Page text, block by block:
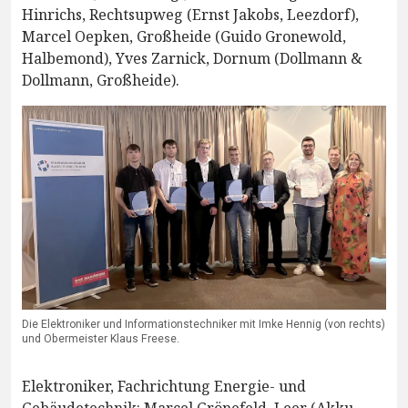
Hinrichs, Rechtsupweg (Ernst Jakobs, Leezdorf),
Marcel Oepken, Großheide (Guido Gronewold,
Halbemond), Yves Zarnick, Dornum (Dollmann &
Dollmann, Großheide).
Die Elektroniker und Informationstechniker mit Imke Hennig (von rechts)
und Obermeister Klaus Freese.
Elektroniker, Fachrichtung Energie- und